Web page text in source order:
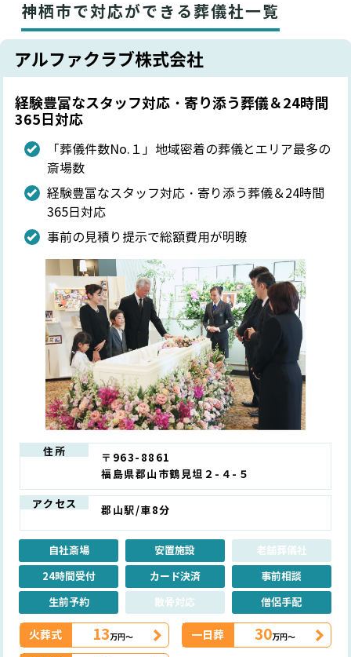
神栖市で対応ができる葬儀社一覧
アルファクラブ株式会社
経験豊富なスタッフ対応・寄り添う葬儀＆24時間
365日対応
「葬儀件数No.１」地域密着の葬儀とエリア最多の
斎場数
経験豊富なスタッフ対応・寄り添う葬儀＆24時間
365日対応
事前の見積り提示で総額費用が明瞭
住所
〒963-8861
福島県郡山市鶴見坦２-４-５
アクセス 郡山駅/車8分
自社斎場 安置施設
老舗葬儀社
24時間受付
カード決済
事前相談
生前予約
散骨対応 僧侶手配
火葬式 13万円～ 一日葬 30万円～